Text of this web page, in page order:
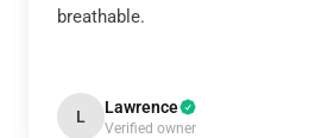
breathable.
L Lawrence
Verified owner